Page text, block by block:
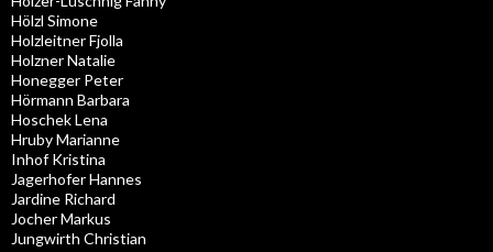
Hölzl Simone
Holzleitner Fjolla
Holzner Natalie
Honegger Peter
Hörmann Barbara
Hoschek Lena
Hruby Marianne
Inhof Kristina
Jagerhofer Hannes
Jardine Richard
Jocher Markus
Jungwirth Christian